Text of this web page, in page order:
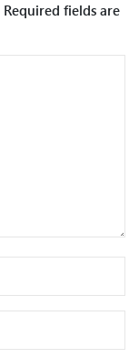
Required fields are